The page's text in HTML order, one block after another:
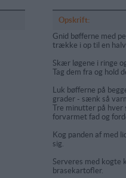
Opskrift:
Gnid bøfferne med
trække i op til en
Skær løgene i ringe
Tag dem fra og hold
Luk bøfferne på
grader - sænk så
Tre minutter på hver
forvarmet fad og
Kog panden af med
sig.
Serveres med kogte
brasekartofler.